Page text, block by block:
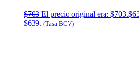
$703 El precio original era: $703.$
$639. (Tasa BCV)